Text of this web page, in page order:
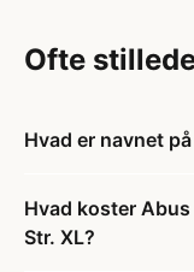
Ofte
Hvad er navnet
Hvad koster
Str. XL?